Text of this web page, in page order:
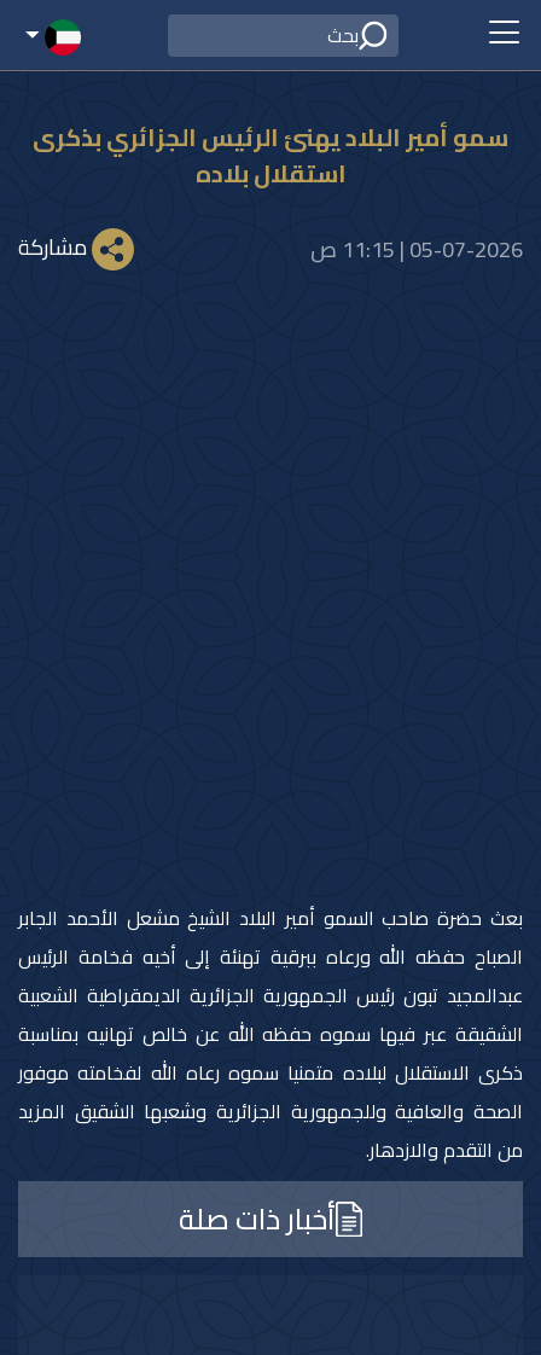
سمو أمير البلاد يهنئ الرئيس الجزائري بذكرى
استقلال بلاده
05-07-2026 | 11:15 ص
بعث حضرة صاحب السمو أمير البلاد الشيخ مشعل الأحمد الجابر
الصباح حفظه الله ورعاه ببرقية تهنئة إلى أخيه فخامة الرئيس
عبدالمجيد تبون رئيس الجمهورية الجزائرية الديمقراطية الشعبية
الشقيقة عبر فيها سموه حفظه الله عن خالص تهانيه بمناسبة
ذكرى الاستقلال لبلاده متمنيا سموه رعاه الله لفخامته موفور
الصحة والعافية وللجمهورية الجزائرية وشعبها الشقيق المزيد
من التقدم والازدهار.
أخبار ذات صلة